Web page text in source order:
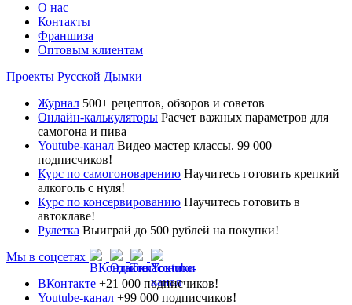
О нас
Контакты
Франшиза
Оптовым клиентам
Проекты Русской Дымки
Журнал 500+ рецептов, обзоров и советов
Онлайн-калькуляторы Расчет важных параметров для
самогона и пива
Youtube-канал Видео мастер классы. 99 000
подписчиков!
Курс по самогоноварению Научитесь готовить крепкий
алкоголь с нуля!
Курс по консервированию Научитесь готовить в
автоклаве!
Рулетка Выиграй до 500 рублей на покупки!
Мы в соцсетях
ВКонтакте +21 000 подписчиков!
Youtube-канал +99 000 подписчиков!